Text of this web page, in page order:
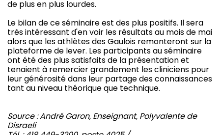
de plus en plus lourdes.
Le bilan de ce séminaire est des plus positifs. Il sera
très intéressant d'en voir les résultats au mois de mai
alors que les athlètes des Gaulois remonteront sur la
plateforme de lever. Les participants au séminaire
ont été des plus satisfaits de la présentation et
tenaient à remercier grandement les cliniciens pour
leur générosité dans leur partage des connaissances
tant au niveau théorique que technique.
Source : André Garon, Enseignant, Polyvalente de
Disraeli